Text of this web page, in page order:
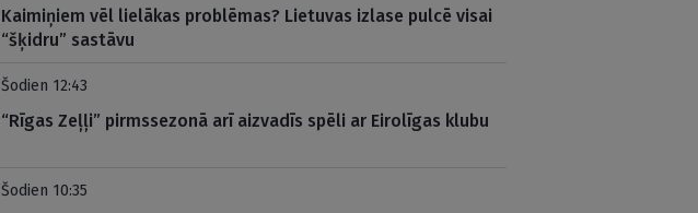
Kaimiņiem vēl lielākas problēmas? Lietuvas izlase pulcē visai
“šķidru” sastāvu
Šodien 12:43
“Rīgas Zeļļi” pirmssezonā arī aizvadīs spēli ar Eirolīgas klubu
Šodien 10:35